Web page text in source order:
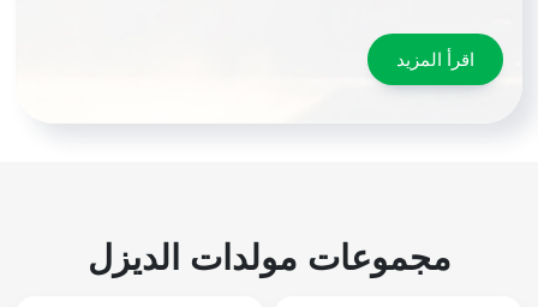
اقرأ المزيد
مجموعات مولدات الديزل